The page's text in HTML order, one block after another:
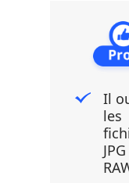
Il
les